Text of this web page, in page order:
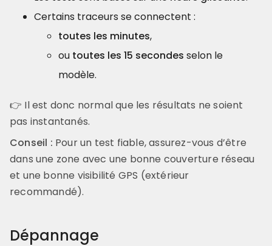
Certains traceurs se connectent :
toutes les minutes,
ou toutes les 15 secondes selon le
modèle.
👉 Il est donc normal que les résultats ne soient
pas instantanés.
Conseil : Pour un test fiable, assurez-vous d’être
dans une zone avec une bonne couverture réseau
et une bonne visibilité GPS (extérieur
recommandé).
Dépannage